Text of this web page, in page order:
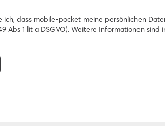
ich, dass mobile-pocket meine persönlichen
Abs 1 lit a DSGVO). Weitere Informationen